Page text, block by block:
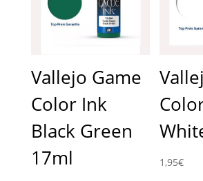
Vallejo Game
Color Ink
Black Green
17ml
1,95€